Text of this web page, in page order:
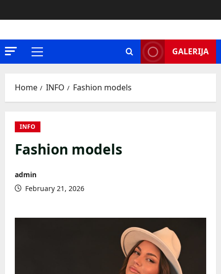
to
Primary
GALERIJA
Home INFO Fashion models
INFO
Fashion models
admin
February 21, 2026